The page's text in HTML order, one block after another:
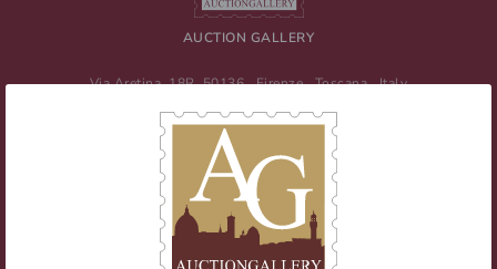
AUCTION GALLERY
Via Aretina, 18R 50136 Firenze,Toscana,Italy
E-mail:info@auctiongallery.it
Partita IVA:
Filatelia Numismatica